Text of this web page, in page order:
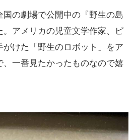
国の劇場で公開中の『野生の島
アメリカの児童文学作家、ピ
けた「野生のロボット」をア
、一番見たかったものなので嬉